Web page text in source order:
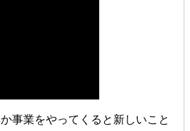
事業をやってくると新しいこと